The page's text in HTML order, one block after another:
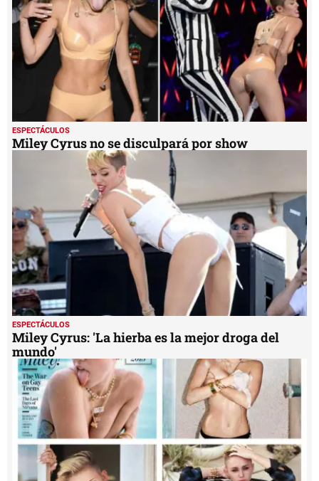
ESPECTÁCULOS
Miley Cyrus no se disculpará por show
ESPECTÁCULOS
Miley Cyrus: 'La hierba es la mejor droga del
mundo'